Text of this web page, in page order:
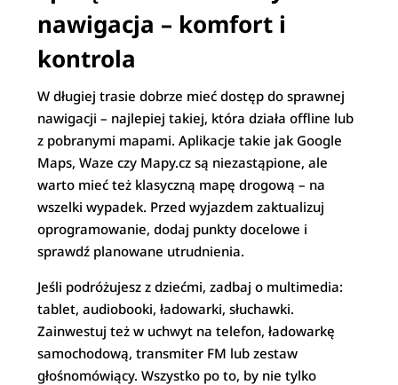
nawigacja – komfort i
kontrola
W długiej trasie dobrze mieć dostęp do sprawnej
nawigacji – najlepiej takiej, która działa offline lub
z pobranymi mapami. Aplikacje takie jak Google
Maps, Waze czy Mapy.cz są niezastąpione, ale
warto mieć też klasyczną mapę drogową – na
wszelki wypadek. Przed wyjazdem zaktualizuj
oprogramowanie, dodaj punkty docelowe i
sprawdź planowane utrudnienia.
Jeśli podróżujesz z dziećmi, zadbaj o multimedia:
tablet, audiobooki, ładowarki, słuchawki.
Zainwestuj też w uchwyt na telefon, ładowarkę
samochodową, transmiter FM lub zestaw
głośnomówiący. Wszystko po to, by nie tylko